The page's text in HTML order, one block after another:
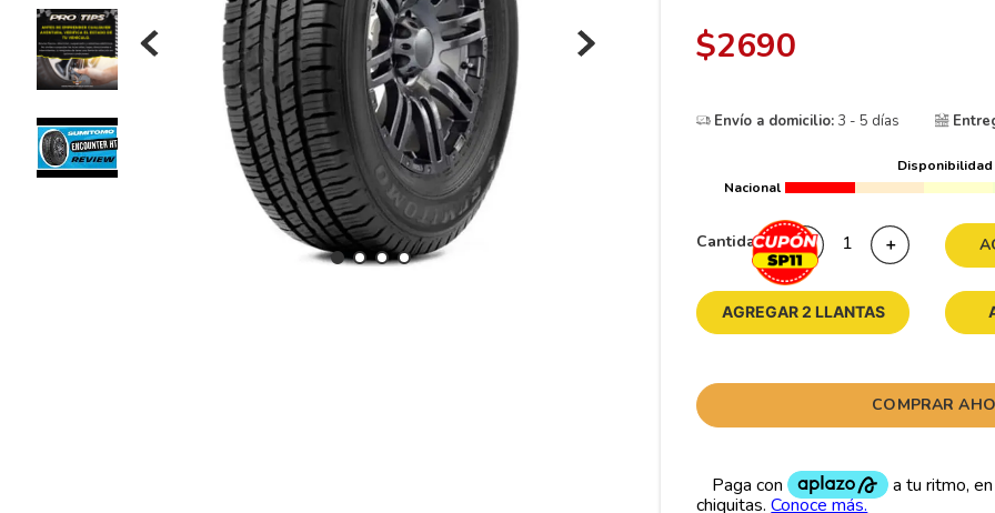
$2690
Envío a domicilio:3 - 5 días
Disponibilidad
Nacional
Cantidad ＋
－
AGREGAR 2 LLANTAS
COMPRAR